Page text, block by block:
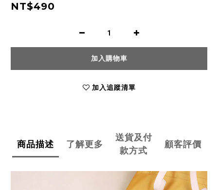
NT$490
加入購物車
加入追蹤清單
商品描述 了解更多
送貨及付
款方式
顧客評價